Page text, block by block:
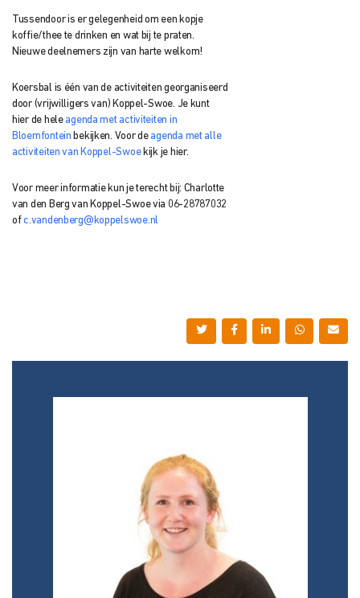
Tussendoor is er gelegenheid om een kopje
koffie/thee te drinken en wat bij te praten.
Nieuwe deelnemers zijn van harte welkom!
Koersbal is één van de activiteiten georganiseerd
door (vrijwilligers van) Koppel-Swoe. Je kunt
hier de hele agenda met activiteiten in
Bloemfontein bekijken. Voor de agenda met alle
activiteiten van Koppel-Swoekijk je hier.
Voor meer informatie kun je terecht bij: Charlotte
van den Berg van Koppel-Swoe via 06-28787032
ofc.vandenberg@koppelswoe.nl